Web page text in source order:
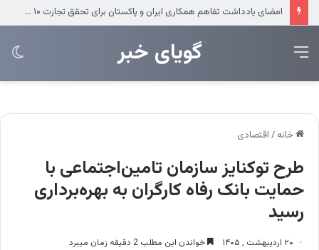
امضای یادداشت تفاهم همکاری ایران و پاکستان برای تحقق تجارت ۱۰ میلیارد دلاری
‌‌‌گویای خبر منو
خانه / اقتصادی
طرح توکنایز سازمان تامین‌اجتماعی با
حمایت بانک رفاه کارگران به بهره‌برداری
رسید
۲۰ اردیبهشت , ۱۴۰۵ خواندن این مطلب 2 دقیقه زمان میبرد